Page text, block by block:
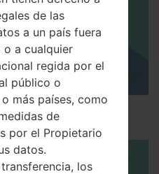
Secretos para LG!
de las
a un país fuera
o a cualquier
regida por el
público o
más países, como
de
por el Propietario
datos.
los